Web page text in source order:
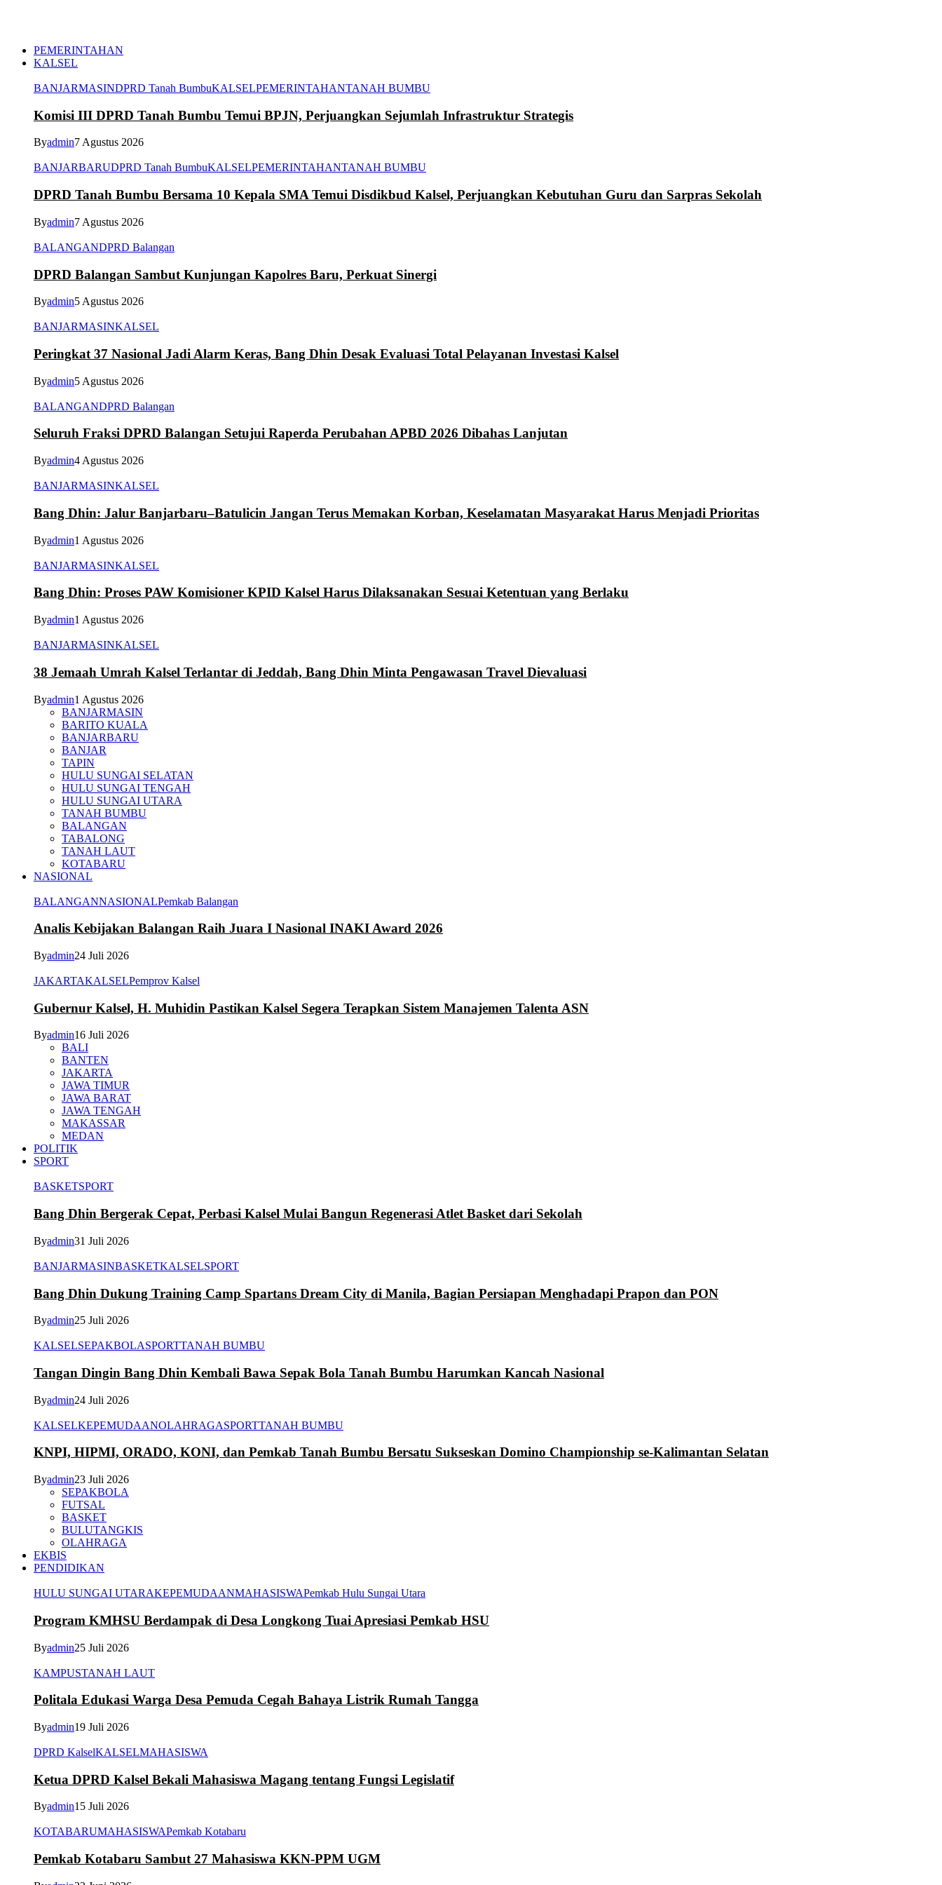
PEMERINTAHAN
KALSEL
BANJARMASINDPRD Tanah BumbuKALSELPEMERINTAHANTANAH BUMBU
Komisi III DPRD Tanah Bumbu Temui BPJN, Perjuangkan Sejumlah Infrastruktur Strategis
Byadmin7 Agustus 2026
BANJARBARUDPRD Tanah BumbuKALSELPEMERINTAHANTANAH BUMBU
DPRD Tanah Bumbu Bersama 10 Kepala SMA Temui Disdikbud Kalsel, Perjuangkan Kebutuhan Guru dan Sarpras Sekolah
Byadmin7 Agustus 2026
BALANGANDPRD Balangan
DPRD Balangan Sambut Kunjungan Kapolres Baru, Perkuat Sinergi
Byadmin5 Agustus 2026
BANJARMASINKALSEL
Peringkat 37 Nasional Jadi Alarm Keras, Bang Dhin Desak Evaluasi Total Pelayanan Investasi Kalsel
Byadmin5 Agustus 2026
BALANGANDPRD Balangan
Seluruh Fraksi DPRD Balangan Setujui Raperda Perubahan APBD 2026 Dibahas Lanjutan
Byadmin4 Agustus 2026
BANJARMASINKALSEL
Bang Dhin: Jalur Banjarbaru–Batulicin Jangan Terus Memakan Korban, Keselamatan Masyarakat Harus Menjadi Prioritas
Byadmin1 Agustus 2026
BANJARMASINKALSEL
Bang Dhin: Proses PAW Komisioner KPID Kalsel Harus Dilaksanakan Sesuai Ketentuan yang Berlaku
Byadmin1 Agustus 2026
BANJARMASINKALSEL
38 Jemaah Umrah Kalsel Terlantar di Jeddah, Bang Dhin Minta Pengawasan Travel Dievaluasi
Byadmin1 Agustus 2026
BANJARMASIN
BARITO KUALA
BANJARBARU
BANJAR
TAPIN
HULU SUNGAI SELATAN
HULU SUNGAI TENGAH
HULU SUNGAI UTARA
TANAH BUMBU
BALANGAN
TABALONG
TANAH LAUT
KOTABARU
NASIONAL
BALANGANNASIONALPemkab Balangan
Analis Kebijakan Balangan Raih Juara I Nasional INAKI Award 2026
Byadmin24 Juli 2026
JAKARTAKALSELPemprov Kalsel
Gubernur Kalsel, H. Muhidin Pastikan Kalsel Segera Terapkan Sistem Manajemen Talenta ASN
Byadmin16 Juli 2026
BALI
BANTEN
JAKARTA
JAWA TIMUR
JAWA BARAT
JAWA TENGAH
MAKASSAR
MEDAN
POLITIK
SPORT
BASKETSPORT
Bang Dhin Bergerak Cepat, Perbasi Kalsel Mulai Bangun Regenerasi Atlet Basket dari Sekolah
Byadmin31 Juli 2026
BANJARMASINBASKETKALSELSPORT
Bang Dhin Dukung Training Camp Spartans Dream City di Manila, Bagian Persiapan Menghadapi Prapon dan PON
Byadmin25 Juli 2026
KALSELSEPAKBOLASPORTTANAH BUMBU
Tangan Dingin Bang Dhin Kembali Bawa Sepak Bola Tanah Bumbu Harumkan Kancah Nasional
Byadmin24 Juli 2026
KALSELKEPEMUDAANOLAHRAGASPORTTANAH BUMBU
KNPI, HIPMI, ORADO, KONI, dan Pemkab Tanah Bumbu Bersatu Sukseskan Domino Championship se-Kalimantan Selatan
Byadmin23 Juli 2026
SEPAKBOLA
FUTSAL
BASKET
BULUTANGKIS
OLAHRAGA
EKBIS
PENDIDIKAN
HULU SUNGAI UTARAKEPEMUDAANMAHASISWAPemkab Hulu Sungai Utara
Program KMHSU Berdampak di Desa Longkong Tuai Apresiasi Pemkab HSU
Byadmin25 Juli 2026
KAMPUSTANAH LAUT
Politala Edukasi Warga Desa Pemuda Cegah Bahaya Listrik Rumah Tangga
Byadmin19 Juli 2026
DPRD KalselKALSELMAHASISWA
Ketua DPRD Kalsel Bekali Mahasiswa Magang tentang Fungsi Legislatif
Byadmin15 Juli 2026
KOTABARUMAHASISWAPemkab Kotabaru
Pemkab Kotabaru Sambut 27 Mahasiswa KKN-PPM UGM